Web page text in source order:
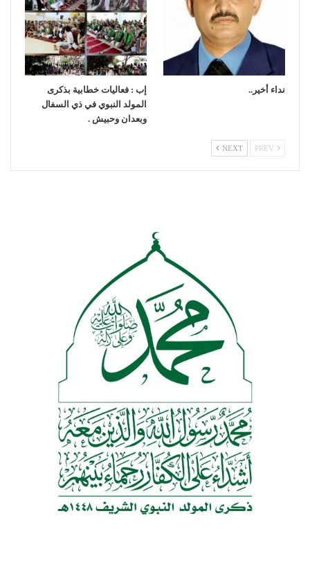
نداء أخير..
إب : فعاليات خطابية بذكرى
المولد النبوي في ذي السفال
وبعدان وحبيش .
NEXT